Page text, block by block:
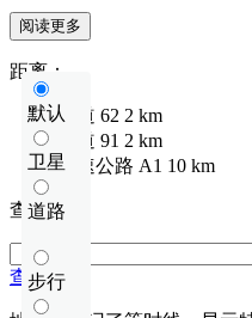
阅读更多
默认
卫星
道路
步行
距离：
国道 62 2 km
国道 91 2 km
高速公路 A1 10 km
查看距离
查看距离